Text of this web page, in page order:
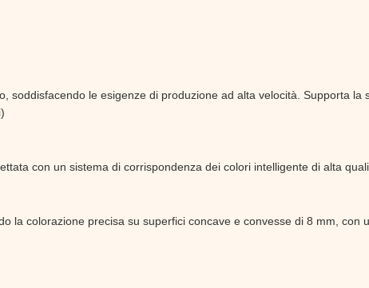
soddisfacendo le esigenze di produzione ad alta velocità. Supporta la
con un sistema di corrispondenza dei colori intelligente di alta
la colorazione precisa su superfici concave e convesse di 8 mm, con